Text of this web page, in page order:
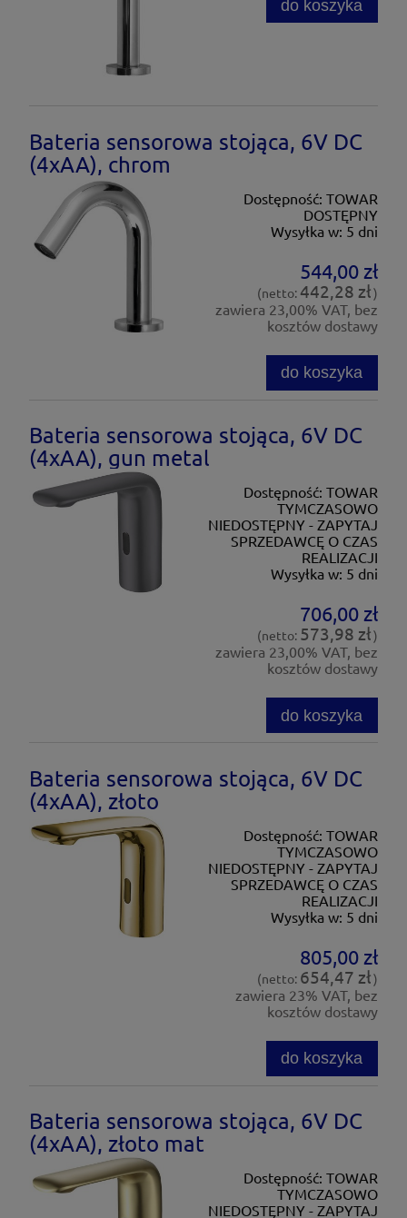
do koszyka
Bateria sensorowa stojąca, 6V DC
(4xAA), chrom
Dostępność: TOWAR
DOSTĘPNY
Wysyłka w: 5 dni
544,00 zł
(netto: 442,28 zł)
zawiera 23,00% VAT, bez
kosztów dostawy
do koszyka
Bateria sensorowa stojąca, 6V DC
(4xAA), gun metal
Dostępność: TOWAR
TYMCZASOWO
NIEDOSTĘPNY - ZAPYTAJ
SPRZEDAWCĘ O CZAS
REALIZACJI
Wysyłka w: 5 dni
706,00 zł
(netto: 573,98 zł)
zawiera 23,00% VAT, bez
kosztów dostawy
do koszyka
Bateria sensorowa stojąca, 6V DC
(4xAA), złoto
Dostępność: TOWAR
TYMCZASOWO
NIEDOSTĘPNY - ZAPYTAJ
SPRZEDAWCĘ O CZAS
REALIZACJI
Wysyłka w: 5 dni
805,00 zł
(netto: 654,47 zł)
zawiera 23% VAT, bez
kosztów dostawy
do koszyka
Bateria sensorowa stojąca, 6V DC
(4xAA), złoto mat
Dostępność: TOWAR
TYMCZASOWO
NIEDOSTĘPNY - ZAPYTAJ